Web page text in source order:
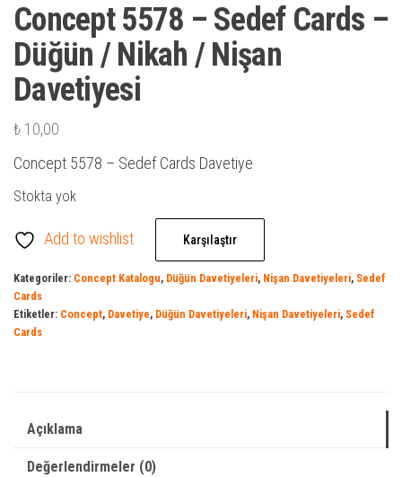
Concept 5578 – Sedef Cards –
Düğün / Nikah / Nişan
Davetiyesi
₺ 10,00
Concept 5578 – Sedef Cards Davetiye
Stokta yok
Add to wishlist Karşılaştır
Kategoriler: Concept Katalogu, Düğün Davetiyeleri, Nişan Davetiyeleri, Sedef
Cards
Etiketler: Concept, Davetiye, Düğün Davetiyeleri, Nişan Davetiyeleri, Sedef
Cards
Açıklama
Değerlendirmeler (0)